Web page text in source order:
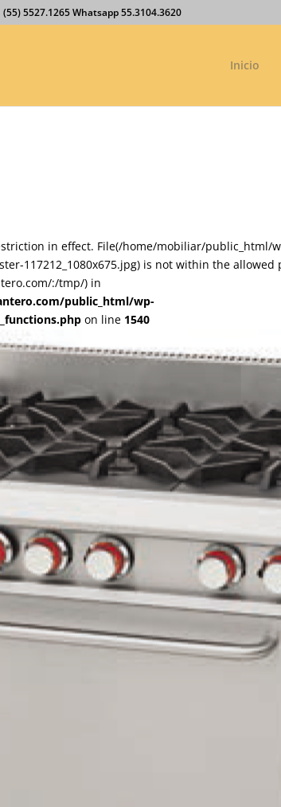
5527.1265 Whatsapp 55.3104.3620
Inicio
in effect. File(/home/mobiliar/public_html/
117212_1080x675.jpg) is not within the allowed
:/tmp/) in
public_html/wp-
on line 1540